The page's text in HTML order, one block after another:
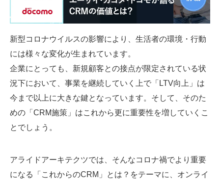
新型コロナウイルスの影響により、生活者の環境・行動
には様々な変化が生まれています。
企業にとっても、新規顧客との接点が限定されている状
況下において、事業を継続していく上で「LTV向上」は
今まで以上に大きな鍵となっています。そして、そのた
めの「CRM施策」はこれから更に重要性を増していくこ
とでしょう。
アライドアーキテクツでは、そんなコロナ禍でより重要
になる「これからのCRM」とは？をテーマに、オンライ